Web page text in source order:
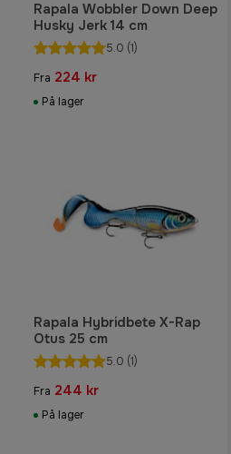
Rapala Wobbler Down Deep
Husky Jerk 14 cm
5.0 (1)
Fra 224 kr
På lager
Rapala Hybridbete X-Rap
Otus 25 cm
5.0 (1)
Fra 244 kr
På lager